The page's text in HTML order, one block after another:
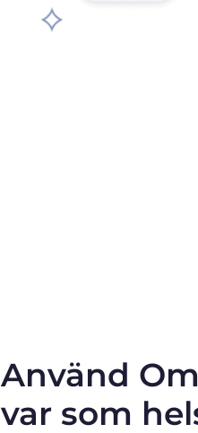
Använd
var som